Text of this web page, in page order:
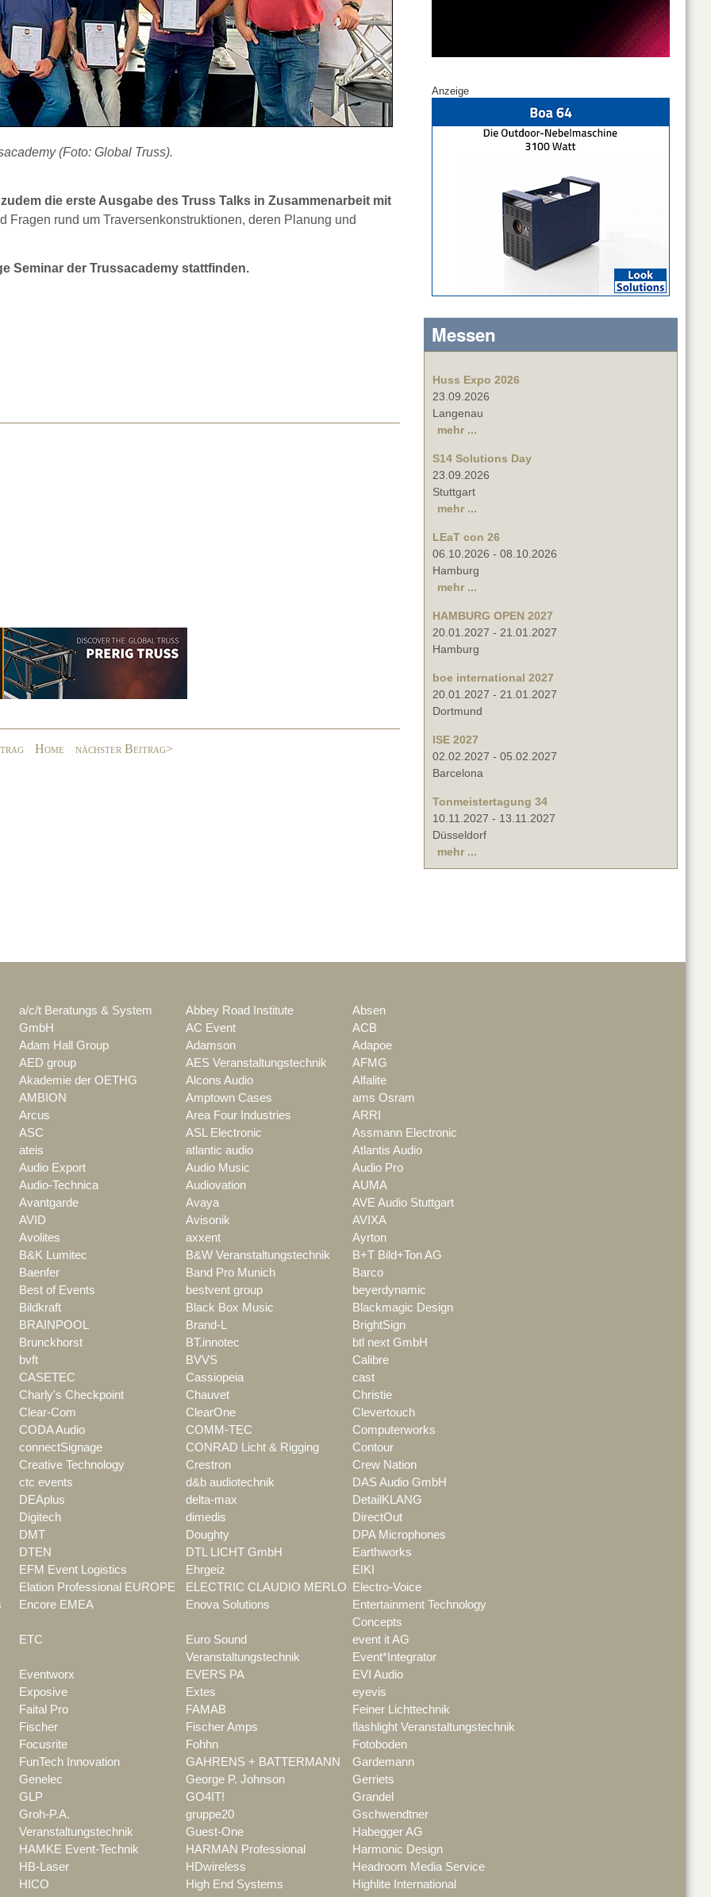
(Foto: Global Truss).
die erste Ausgabe des Truss Talks in Zusammenarbeit mit
Fragen rund um Traversenkonstruktionen, deren Planung und
Seminar der Trussacademy stattfinden.
Home nächster Beitrag>
Anzeige
Messen
Huss Expo 2026
23.09.2026
Langenau
mehr ...
S14 Solutions Day
23.09.2026
Stuttgart
mehr ...
LEaT con 26
06.10.2026 - 08.10.2026
Hamburg
mehr ...
HAMBURG OPEN 2027
20.01.2027 - 21.01.2027
Hamburg
boe international 2027
20.01.2027 - 21.01.2027
Dortmund
ISE 2027
02.02.2027 - 05.02.2027
Barcelona
Tonmeistertagung 34
10.11.2027 - 13.11.2027
Düsseldorf
mehr ...
a/c/t Beratungs & System
GmbH
Abbey Road Institute
Absen
AC Event
ACB
Adam Hall Group Adamson
Adapoe
AED group AES Veranstaltungstechnik
AFMG
Akademie der OETHG Alcons Audio
Alfalite
AMBION Amptown Cases
ams Osram
Arcus Area Four Industries
ARRI
ASC ASL Electronic
Assmann Electronic
ateis atlantic audio
Atlantis Audio
Audio Export Audio Music
Audio Pro
Audio-Technica Audiovation
AUMA
Avantgarde Avaya
AVE Audio Stuttgart
AVID Avisonik
AVIXA
Avolites axxent
Ayrton
B&K Lumitec B&W Veranstaltungstechnik
B+T Bild+Ton AG
Baenfer Band Pro Munich
Barco
Best of Events bestvent group
beyerdynamic
Bildkraft Black Box Music
Blackmagic Design
BRAINPOOL Brand-L
BrightSign
Brunckhorst BT.innotec
btl next GmbH
bvft BVVS
Calibre
CASETEC Cassiopeia
cast
Charly's Checkpoint Chauvet
Christie
Clear-Com ClearOne
Clevertouch
CODA Audio COMM-TEC
Computerworks
connectSignage CONRAD Licht & Rigging
Contour
Creative Technology Crestron
Crew Nation
ctc events d&b audiotechnik
DAS Audio GmbH
DEAplus delta-max
DetailKLANG
Digitech dimedis
DirectOut
DMT Doughty
DPA Microphones
DTEN DTL LICHT GmbH
Earthworks
EFM Event Logistics Ehrgeiz
EIKI
Elation Professional EUROPE ELECTRIC CLAUDIO MERLO
Electro-Voice
Encore EMEA Enova Solutions
Entertainment Technology
Concepts
ETC
Euro Sound
Veranstaltungstechnik
event it AG
Event*Integrator
Eventworx EVERS PA
EVI Audio
Exposive Extes
eyevis
Faital Pro FAMAB
Feiner Lichttechnik
Fischer Fischer Amps
flashlight Veranstaltungstechnik
Focusrite Fohhn
Fotoboden
FunTech Innovation GAHRENS + BATTERMANN
Gardemann
Genelec George P. Johnson
Gerriets
GLP GO4IT!
Grandel
Groh-P.A.
Veranstaltungstechnik
gruppe20
Gschwendtner
Guest-One
Habegger AG
HAMKE Event-Technik HARMAN Professional
Harmonic Design
HB-Laser HDwireless
Headroom Media Service
HICO High End Systems
Highlite International